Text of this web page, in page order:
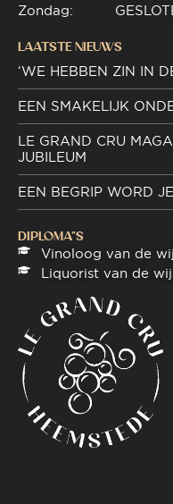
Zondag:
LAATSTE NIEUWS
‘WE HEBBEN ZIN IN
EEN SMAKELIJK
LE GRAND CRU
JUBILEUM
EEN BEGRIP WORD
DIPLOMA"S
Vinoloog van de
Liquorist van de